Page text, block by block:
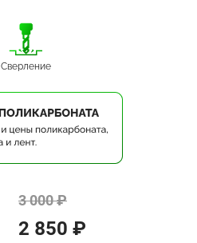
Сверление
3 000 ₽
2 850 ₽